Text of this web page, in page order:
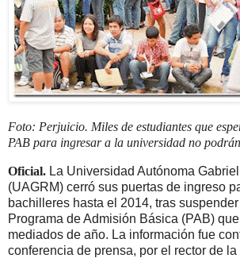
Foto: Perjuicio. Miles de estudiantes que
PAB para ingresar a la universidad no
Oficial. La Universidad Autónoma
(UAGRM) cerró sus puertas de ingreso
bachilleres hasta el 2014, tras
Programa de Admisión Básica (PAB)
mediados de año. La información fue
conferencia de prensa, por el rector de